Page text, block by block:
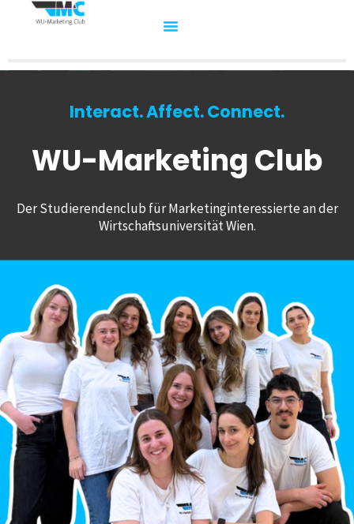
Interact. Affect. Connect.
WU-Marketing Club
Der Studierendenclub für Marketinginteressierte an der
Wirtschaftsuniversität Wien.